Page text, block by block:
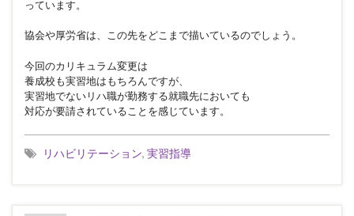
っています。
協会や厚労省は、この先をどこまで描いているのでしょう。
今回のカリキュラム変更は
養成校も実習地はもちろんですが、
実習地でないリハ職が勤務する就職先においても
対応が要請されていることを感じています。
リハビリテーション, 実習指導